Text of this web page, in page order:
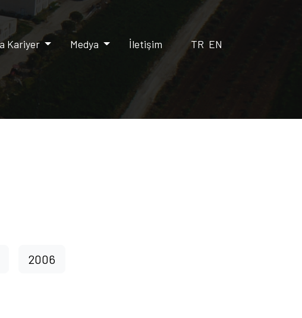
Kariyer Medya İletişim TR EN
2006